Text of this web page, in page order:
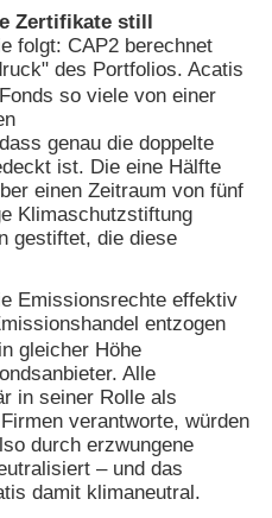
Zertifikate still
folgt: CAP2 berechnet
des Portfolios. Acatis
so viele von einer
genau die doppelte
ist. Die eine Hälfte
einen Zeitraum von fünf
Klimaschutzstiftung
gestiftet, die diese
Emissionsrechte effektiv
entzogen
gleicher Höhe
Alle
in seiner Rolle als
verantworte, würden
durch erzwungene
– und das
damit klimaneutral.